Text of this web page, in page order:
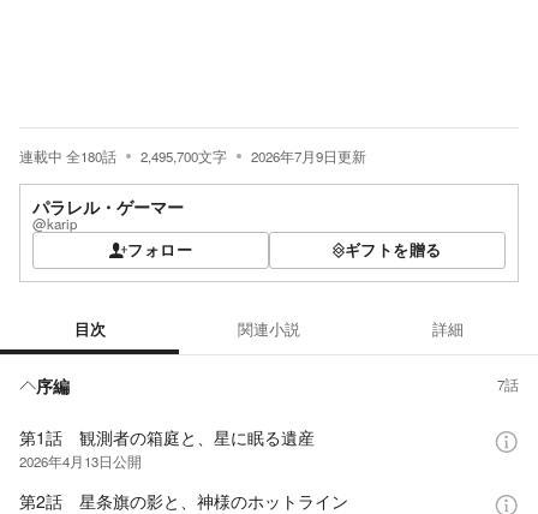
連載中 全180話 2,495,700文字 2026年7月9日更新
パラレル・ゲーマー
@karip
フォロー ギフトを贈る
目次 関連小説 詳細
序編 7話
第1話 観測者の箱庭と、星に眠る遺産
2026年4月13日公開
第2話 星条旗の影と、神様のホットライン